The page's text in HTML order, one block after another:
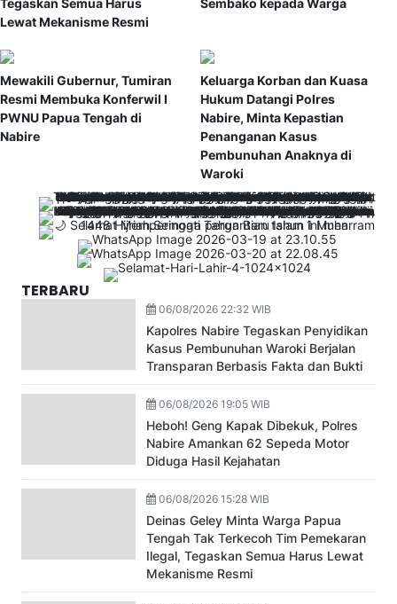
Tegaskan Semua Harus
Lewat Mekanisme Resmi
Sembako kepada Warga
Mewakili Gubernur, Tumiran
Resmi Membuka Konferwil I
PWNU Papua Tengah di
Nabire
Keluarga Korban dan Kuasa
Hukum Datangi Polres
Nabire, Minta Kepastian
Penanganan Kasus
Pembunuhan Anaknya di
Waroki
TERBARU
06/08/2026 22:32 WIB
Kapolres Nabire Tegaskan Penyidikan
Kasus Pembunuhan Waroki Berjalan
Transparan Berbasis Fakta dan Bukti
06/08/2026 19:05 WIB
Heboh! Geng Kapak Dibekuk, Polres
Nabire Amankan 62 Sepeda Motor
Diduga Hasil Kejahatan
06/08/2026 15:28 WIB
Deinas Geley Minta Warga Papua
Tengah Tak Terkecoh Tim Pemekaran
Ilegal, Tegaskan Semua Harus Lewat
Mekanisme Resmi